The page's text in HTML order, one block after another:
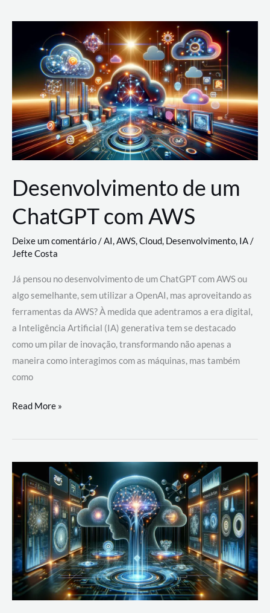
Nuvem:
Google
Cloud,
AWS
e
Azure
Desenvolvimento de um
ChatGPT com AWS
Deixe um comentário/AI,AWS,Cloud, Desenvolvimento, IA/
Jefte Costa
Já pensou no desenvolvimento de um ChatGPT com AWS ou
algo semelhante, sem utilizar a OpenAI, mas aproveitando as
ferramentas da AWS? À medida que adentramos a era digital,
a Inteligência Artificial (IA) generativa tem se destacado
como um pilar de inovação, transformando não apenas a
maneira como interagimos com as máquinas, mas também
como
Desenvolvimento
um
com
AWS
Read More »